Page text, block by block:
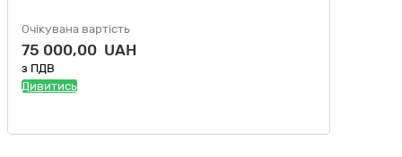
Очікувана вартість
75 000,00 UAH
з ПДВ
Дивитись